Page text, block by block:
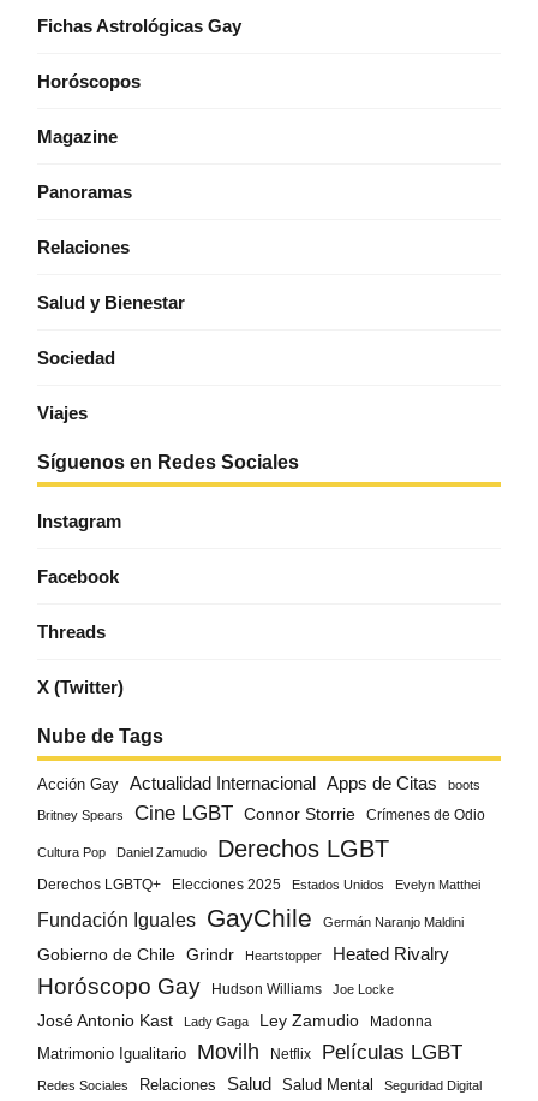
Fichas Astrológicas Gay
Horóscopos
Magazine
Panoramas
Relaciones
Salud y Bienestar
Sociedad
Viajes
Síguenos en Redes Sociales
Instagram
Facebook
Threads
X (Twitter)
Nube de Tags
Acción Gay Actualidad Internacional Apps de Citas boots
Britney Spears Cine LGBT Connor Storrie Crímenes de Odio
Cultura Pop Daniel Zamudio Derechos LGBT
Derechos LGBTQ+ Elecciones 2025 Estados Unidos Evelyn Matthei
Fundación Iguales GayChile Germán Naranjo Maldini
Gobierno de Chile Grindr Heartstopper Heated Rivalry
Horóscopo Gay Hudson Williams Joe Locke
José Antonio Kast Lady Gaga Ley Zamudio Madonna
Matrimonio Igualitario Movilh Netflix Películas LGBT
Redes Sociales Relaciones Salud Salud Mental Seguridad Digital